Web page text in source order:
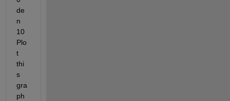
de
n
10
Plo
t
thi
s
gra
ph